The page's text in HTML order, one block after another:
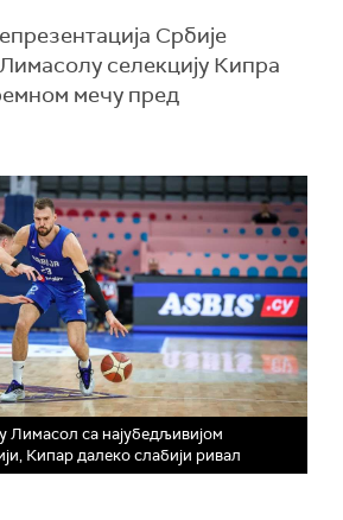
Србије
селекцију Кипра
мечу пред
Лимасол са најубедљивијом
Кипар далеко слабији ривал